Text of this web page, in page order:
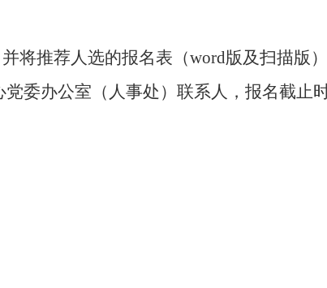
将推荐人选的报名表（word版及扫描版
委办公室（人事处）联系人，报名截止